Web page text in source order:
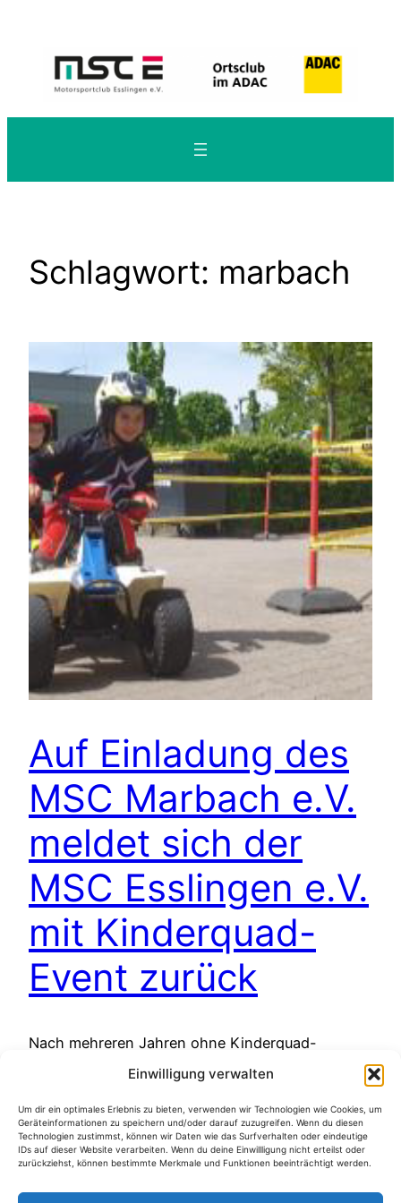
Einwilligung verwalten
Um dir ein optimales Erlebnis zu bieten, verwenden wir Technologien wie Cookies, um
Geräteinformationen zu speichern und/oder darauf zuzugreifen. Wenn du diesen
Technologien zustimmst, können wir Daten wie das Surfverhalten oder eindeutige
IDs auf dieser Website verarbeiten. Wenn du deine Einwillligung nicht erteilst oder
zurückziehst, können bestimmte Merkmale und Funktionen beeinträchtigt werden.
springen
Schlagwort: marbach
Auf Einladung des
MSC Marbach e.V.
meldet sich der
MSC Esslingen e.V.
mit Kinderquad-
Event zurück
Nach mehreren Jahren ohne Kinderquad-
Aktionen war der MSC Esslingen e.V. (MSCE e.V.)
Einsatz – und das mit großem Erfolg: Auf
Einladung des MSC Marbach e.V. nahmen wir an
der 44. Marbacher Auto‑ und Freizeitmesse 2025